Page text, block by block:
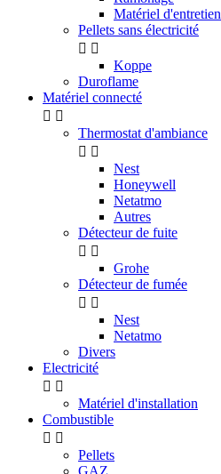
Matériel d'entretien
Pellets sans électricité
 
Koppe
Duroflame
Matériel connecté
 
Thermostat d'ambiance
 
Nest
Honeywell
Netatmo
Autres
Détecteur de fuite
 
Grohe
Détecteur de fumée
 
Nest
Netatmo
Divers
Electricité
 
Matériel d'installation
Combustible
 
Pellets
GAZ